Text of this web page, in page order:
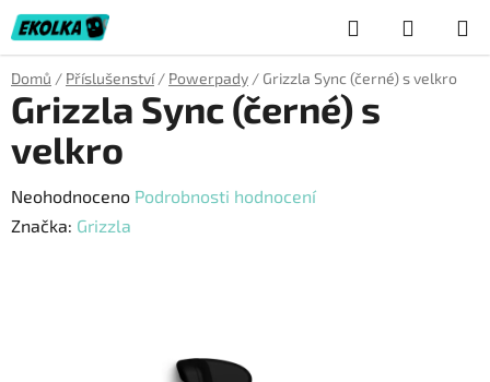
Přejít
na
obsah
Hledat
KOŠÍK
Domů / Příslušenství / Powerpady / Grizzla Sync (černé) s velkro
Grizzla Sync (černé) s
velkro
Průměrné
hodnocení
Neohodnoceno Podrobnosti hodnocení
Značka: Grizzla